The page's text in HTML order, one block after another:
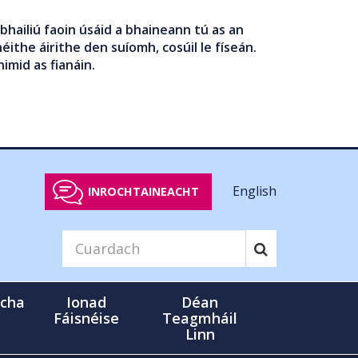
faoin úsáid a bhaineann tú as an
áirithe den suíomh, cosúil le físeán.
as fianáin.
INROCHTAINEACHT English
Ionad
Fáisnéise
Déan
Teagmháil
Linn